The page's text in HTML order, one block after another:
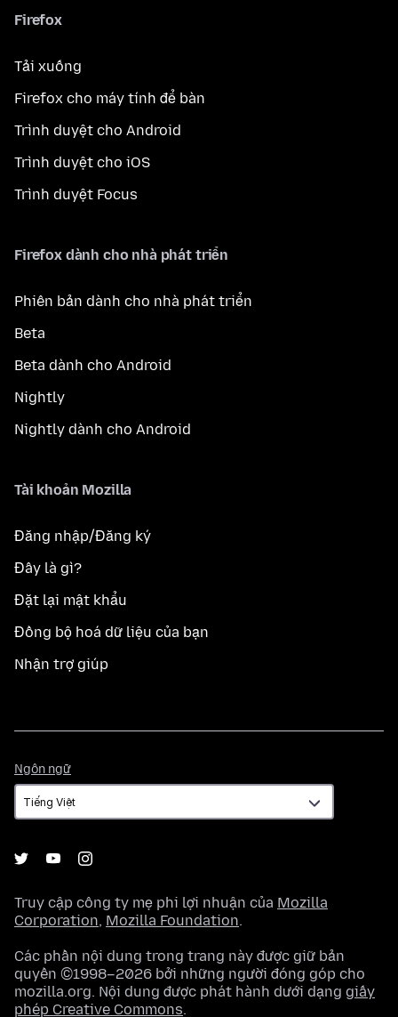
Firefox
Tải xuống
Firefox cho máy tính để bàn
Trình duyệt cho Android
Trình duyệt cho iOS
Trình duyệt Focus
Firefox dành cho nhà phát triển
Phiên bản dành cho nhà phát triển
Beta
Beta dành cho Android
Nightly
Nightly dành cho Android
Tài khoản Mozilla
Đăng nhập/Đăng ký
Đây là gì?
Đặt lại mật khẩu
Đồng bộ hoá dữ liệu của bạn
Nhận trợ giúp
Ngôn ngữ
ngữ
Truy cập công ty mẹ phi lợi nhuận của Mozilla
Corporation, Mozilla Foundation.
Các phần nội dung trong trang này được giữ bản
quyền ©1998–2026 bởi những người đóng góp cho
mozilla.org. Nội dung được phát hành dưới dạng giấy
phép Creative Commons.